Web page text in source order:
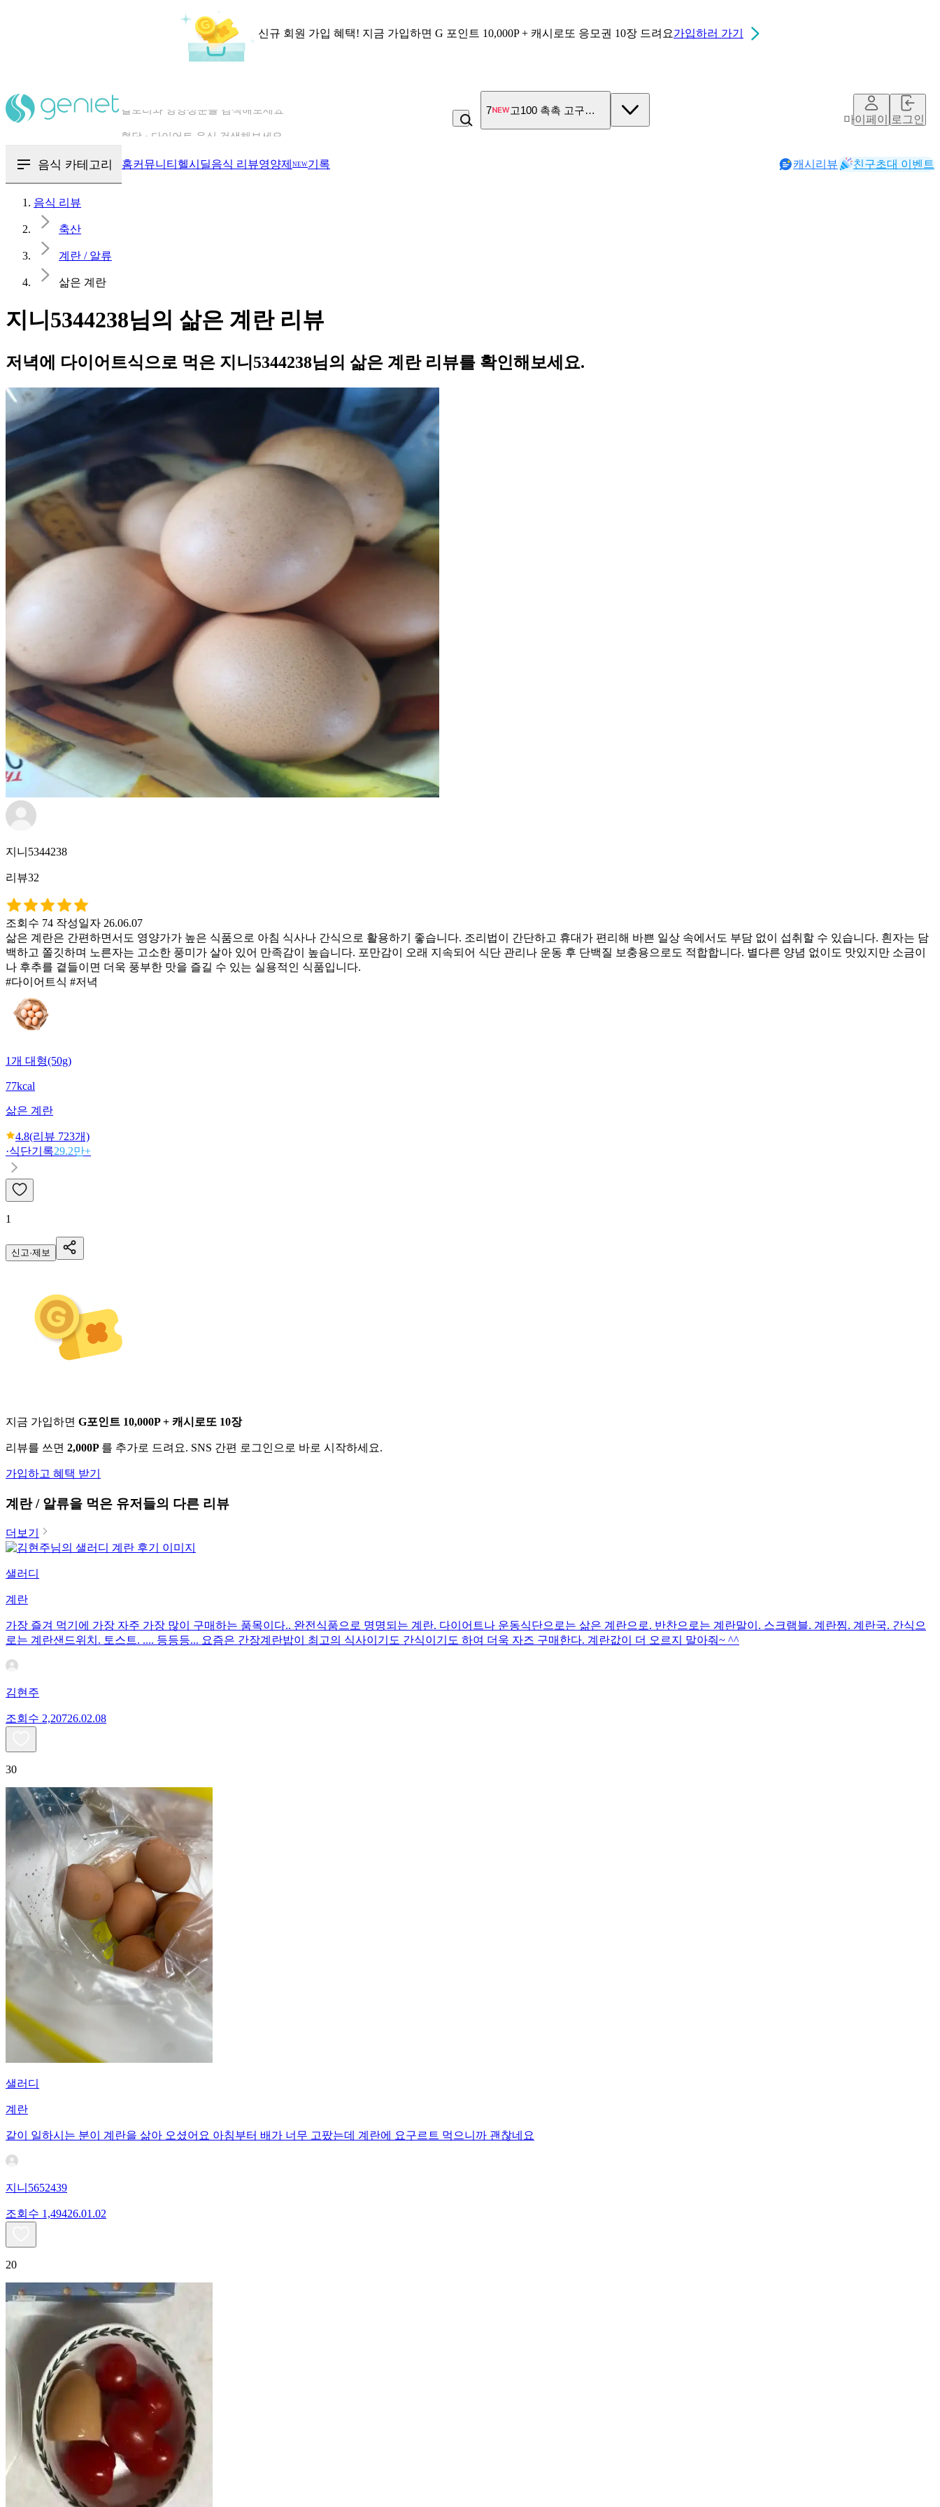
신규 회원 가입 혜택! 지금 가입하면 G 포인트 10,000P + 캐시로또 응모권 10장 드려요가입하러 가기
8 김밥
마이페이지로그인
음식 카테고리 홈커뮤니티 헬시딜음식 리뷰영양제 NEW기록 캐시리뷰 친구초대 이벤트
음식 리뷰
축산
계란 / 알류
삶은 계란
지니5344238님의 삶은 계란 리뷰
저녁에 다이어트식으로 먹은 지니5344238님의 삶은 계란 리뷰를 확인해보세요.
지니5344238
리뷰32
조회수 74 작성일자 26.06.07
삶은 계란은 간편하면서도 영양가가 높은 식품으로 아침 식사나 간식으로 활용하기 좋습니다. 조리법이 간단하고 휴대가 편리해 바쁜 일상 속에서도 부담 없이 섭취할 수 있습니다. 흰자는 담
백하고 쫄깃하며 노른자는 고소한 풍미가 살아 있어 만족감이 높습니다. 포만감이 오래 지속되어 식단 관리나 운동 후 단백질 보충용으로도 적합합니다. 별다른 양념 없이도 맛있지만 소금이
나 후추를 곁들이면 더욱 풍부한 맛을 즐길 수 있는 실용적인 식품입니다.
#다이어트식 #저녁
1개 대형(50g)
77kcal
삶은 계란
4.8(리뷰 723개)
·식단기록29.2만+
1
신고·제보
지금 가입하면 G포인트 10,000P + 캐시로또 10장
리뷰를 쓰면 2,000P 를 추가로 드려요. SNS 간편 로그인으로 바로 시작하세요.
가입하고 혜택 받기
계란 / 알류을 먹은 유저들의 다른 리뷰
더보기
샐러디
계란
가장 즐겨 먹기에 가장 자주 가장 많이 구매하는 품목이다.. 완전식품으로 명명되는 계란. 다이어트나 운동식단으로는 삶은 계란으로. 반찬으로는 계란말이. 스크램블. 계란찜. 계란국. 간식으
로는 계란샌드위치. 토스트. .... 등등등... 요즘은 간장계란밥이 최고의 식사이기도 간식이기도 하여 더욱 자즈 구매한다. 계란값이 더 오르지 말아줘~ ^^
김현주
조회수 2,20726.02.08
30
샐러디
계란
같이 일하시는 분이 계란을 삶아 오셨어요 아침부터 배가 너무 고팠는데 계란에 요구르트 먹으니까 괜찮네요
지니5652439
조회수 1,49426.01.02
20